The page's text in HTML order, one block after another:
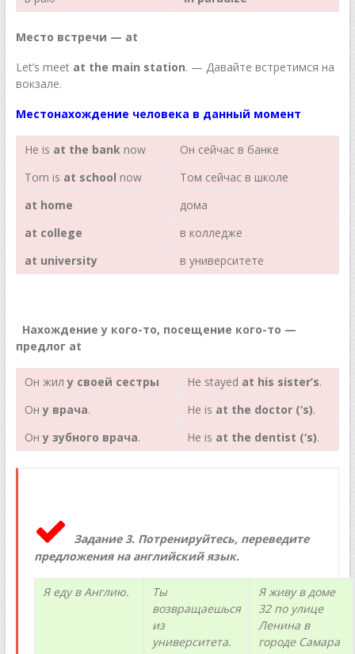
Место встречи — at
Let’s meet at the main station. — Давайте встретимся на
вокзале.
Местонахождение человека в данный момент
Не is at the banknow
Он сейчас в банке
Tom is at school now
Том сейчас в школе
at home
дома
at college
в колледже
at university в университете
Нахождение у кого-то, посещение кого-то —
предлог at
Он жил у своей сестры Не stayed at his sister’s.
Ону врача. Не is at the doctor (‘s).
Ону зубного врача. Не is at the dentist (‘s).
Задание 3. Потренируйтесь, переведите
предложения на английский язык.
Я еду в Англию.
Ты
возвращаешься
из
университета.
Я живу в доме
32 по улице
Ленина в
городе Самара